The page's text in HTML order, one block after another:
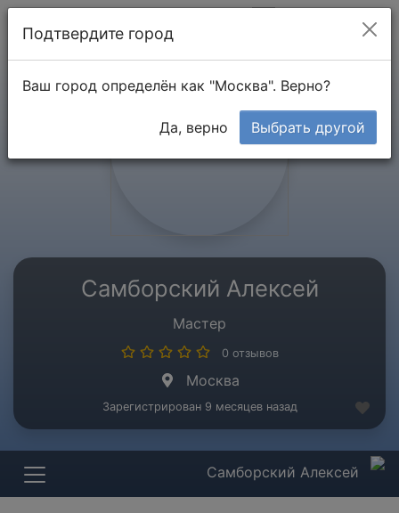
Самборский Алексей
Мастер
0 отзывов
Москва
Зарегистрирован 9 месяцев назад
Самборский Алексей
Подтвердите город
Ваш город определён как "Москва". Верно?
Да, верно Выбрать другой